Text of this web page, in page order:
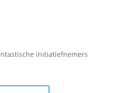
initiatiefnemers